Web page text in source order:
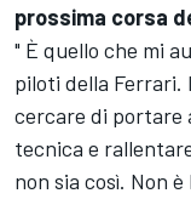
prossima corsa
" È quello che mi
piloti della
cercare di portare
tecnica e
non sia così. Non